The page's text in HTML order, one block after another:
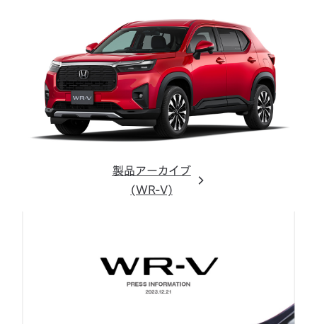
製品アーカイブ
(WR-V)